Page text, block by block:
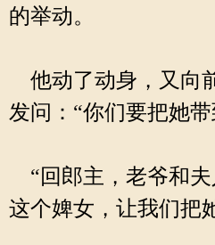
的举动。
他动了动身，又向
发问：“你们要把她
“回郎主，老爷和夫
这个婢女，让我们把